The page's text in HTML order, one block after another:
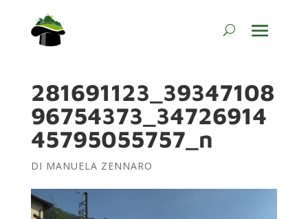
281691123_39347108
96754373_34726914
45795055757_n
DI MANUELA ZENNARO